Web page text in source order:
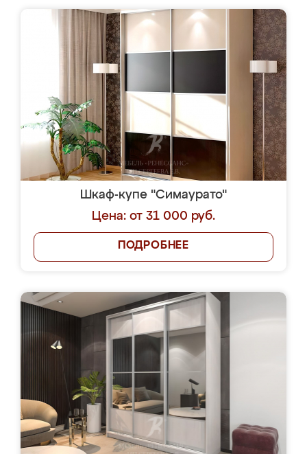
Шкаф-купе "Симаурато"
Цена: от 31 000 руб.
ПОДРОБНЕЕ